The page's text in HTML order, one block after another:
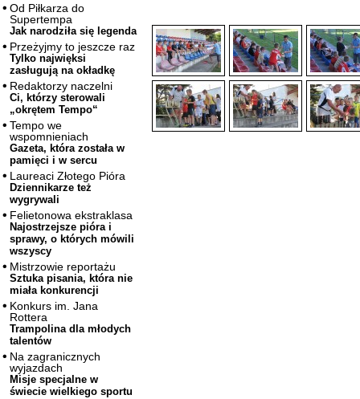
Od Piłkarza do
Supertempa
Jak narodziła się legenda
Przeżyjmy to jeszcze raz
Tylko najwięksi
zasługują na okładkę
Redaktorzy naczelni
Ci, którzy sterowali
„okrętem Tempo“
Tempo we
wspomnieniach
Gazeta, która została w
pamięci i w sercu
Laureaci Złotego Pióra
Dziennikarze też
wygrywali
Felietonowa ekstraklasa
Najostrzejsze pióra i
sprawy, o których mówili
wszyscy
Mistrzowie reportażu
Sztuka pisania, która nie
miała konkurencji
Konkurs im. Jana
Rottera
Trampolina dla młodych
talentów
Na zagranicznych
wyjazdach
Misje specjalne w
świecie wielkiego sportu